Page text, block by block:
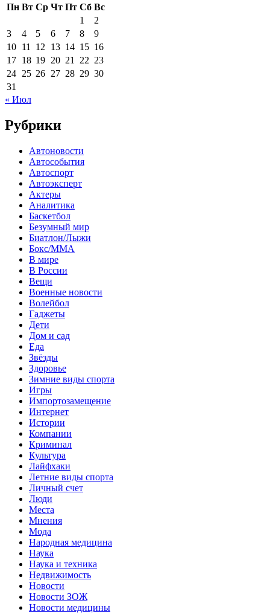
Пн Вт Ср Чт Пт Сб Вс
1
2
3
4 5 6 7 8
9
10 11 12 13 14 15 16
17 18 19 20 21 22 23
24 25 26 27 28 29 30
31
« Июл
Рубрики
Автоновости
Автособытия
Автоспорт
Автоэксперт
Актеры
Аналитика
Баскетбол
Безумный мир
Биатлон/Лыжи
Бокс/MMA
В мире
В России
Вещи
Военные новости
Волейбол
Гаджеты
Дети
Дом и сад
Еда
Звёзды
Здоровье
Зимние виды спорта
Игры
Импортозамещение
Интернет
Истории
Компании
Криминал
Культура
Лайфхаки
Летние виды спорта
Личный счет
Люди
Места
Мнения
Мода
Народная медицина
Наука
Наука и техника
Недвижимость
Новости
Новости ЗОЖ
Новости медицины